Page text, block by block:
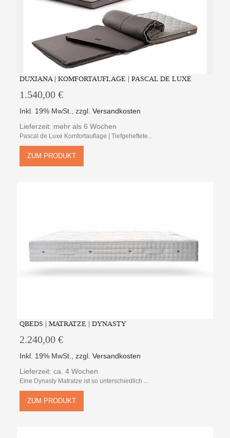
DUXIANA | KOMFORTAUFLAGE | PASCAL DE LUXE
1.540,00 €
Inkl. 19% MwSt. ,zzgl.Versandkosten
Lieferzeit: mehr als 6 Wochen
Pascal de Luxe Komfortauflage | Tiefgeheftete...
ZUM PRODUKT
QBEDS | MATRATZE | DYNASTY
2.240,00 €
Inkl. 19% MwSt. ,zzgl.Versandkosten
Lieferzeit: ca. 4 Wochen
Eine Dynasty Matratze ist so unterschiedlich ...
ZUM PRODUKT